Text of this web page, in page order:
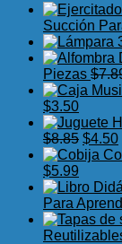
Succión
Piezas $
El
precio
original
era:
$7.75.
$3.50El
precio
actual
es:
$8.85 El
precio
era:
$8.85.
$4.50
El
precio
original
era:
$9.75.
$5.99
precio
actual
es:
$5.99.
Para